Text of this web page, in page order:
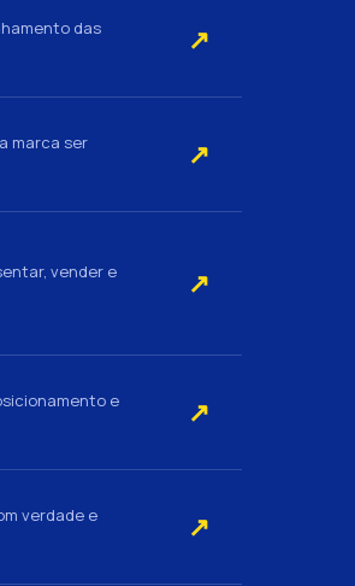
das
↗
marca ser
↗
vender e
↗
e
↗
verdade e
↗